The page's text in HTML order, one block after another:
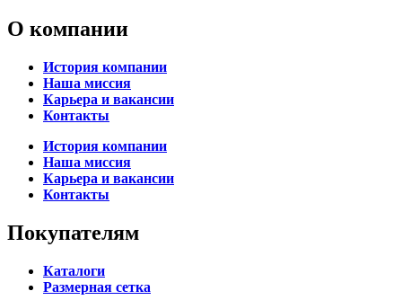
О компании
История компании
Наша миссия
Карьера и вакансии
Контакты
История компании
Наша миссия
Карьера и вакансии
Контакты
Покупателям
Каталоги
Размерная сетка